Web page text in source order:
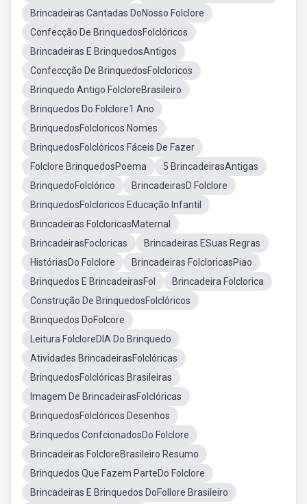
Brincadeiras Cantadas DoNosso Folclore
Confecção De BrinquedosFolclóricos
Brincadeiras E BrinquedosAntigos
Confeccção De BrinquedosFolcloricos
Brinquedo Antigo FolcloreBrasileiro
Brinquedos Do Folclore1 Ano
BrinquedosFolcloricos Nomes
BrinquedosFolclóricos Fáceis De Fazer
Folclore BrinquedosPoema
5 BrincadeirasAntigas
BrinquedoFolclórico
BrincadeirasD Folclore
BrinquedosFolcloricos Educação Infantil
Brincadeiras FolcloricasMaternal
BrincadeirasFocloricas
Brincadeiras ESuas Regras
HistóriasDo Folclore
Brincadeiras FolcloricasPiao
Brinquedos E BrincadeirasFol
Brincadeira Folclorica
Construção De BrinquedosFolclóricos
Brinquedos DoFolcore
Leitura FolcloreDIA Do Brinquedo
Atividades BrincadeirasFolclóricas
BrinquedosFolclóricas Brasileiras
Imagem De BrincadeirasFolclóricas
BrinquedosFolclóricos Desenhos
Brinquedos ConfcionadosDo Folclore
Brincadeiras FolcloreBrasileiro Resumo
Brinquedos Que Fazem ParteDo Folclore
Brincadeiras E Brinquedos DoFollore Brasileiro